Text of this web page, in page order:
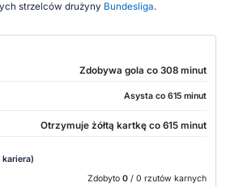
strzelców drużyny Bundesliga.
Zdobywa gola co 308 minut
Asysta co 615 minut
Otrzymuje żółtą kartkę co 615 minut
kariera)
Zdobyto 0 / 0 rzutów karnych